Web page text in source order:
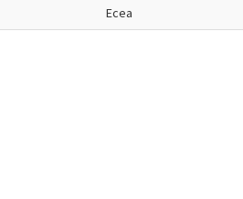
Ecea